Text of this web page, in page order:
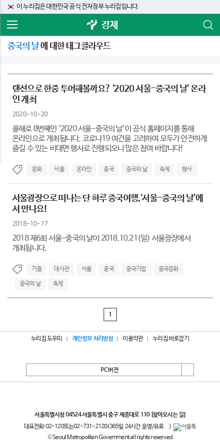
이 누리집은 대한민국 공식 전자정부 누리집입니다.
경제
중국의 날에 대한 태그클라우드
랜선으로 한중 투어해볼까요? ‘2020 서울-중국의 날’ 온라
인 개최
2020-10-20
올해로 8번째인 ‘2020 서울-중국의 날’이 공식 홈페이지를 통해
온라인으로 개최됩니다. 코로나19 여건을 고려하여 모두가 안전하게
즐길 수 있는 비대면 행사로 진행되오니 많은 참여 바랍니다!
문화 서울 온라인 중국 중국의 날 축제 행사
서울광장으로 떠나는 단 하루 중국여행,‘서울-중국의 날’에
서 만나요!
2018-10-17
2018 제6회 서울-중국의 날이 2018.10.21(일) 서울광장에서
개최됩니다.
가을 대사관 서울 중국 중국기업 중국문화
중국의 날 축제
1
누리집 도우미 개인정보 처리방침 이용약관 누리집 바로잡기
PC버전
서울특별시청 04524 서울특별시 중구 세종대로 110 [찾아오시는 길]
대표전화:02-120또는02-731-2120(365일 24시간 운영/유료
)
© Seoul Metropolitan Government all rights reserved